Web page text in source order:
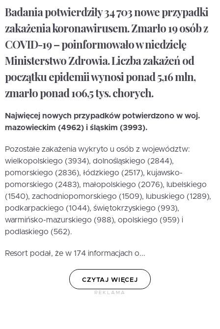
Badania potwierdziły 34 703 nowe przypadki
zakażenia koronawirusem. Zmarło 19 osób z
COVID-19 – poinformowało w niedzielę
Ministerstwo Zdrowia. Liczba zakażeń od
początku epidemii wynosi ponad 5,16 mln,
zmarło ponad 106,5 tys. chorych.
Najwięcej nowych przypadków potwierdzono w woj.
mazowieckim (4962) i śląskim (3993).
Pozostałe zakażenia wykryto u osób z województw:
wielkopolskiego (3934), dolnośląskiego (2844),
pomorskiego (2836), łódzkiego (2517), kujawsko-
pomorskiego (2483), małopolskiego (2076), lubelskiego
(1540), zachodniopomorskiego (1509), lubuskiego (1289),
podkarpackiego (1044), świętokrzyskiego (993),
warmińsko-mazurskiego (988), opolskiego (959) i
podlaskiego (562).
Resort podał, że w 174 informacjach o...
CZYTAJ WIĘCEJ
REKLAMA